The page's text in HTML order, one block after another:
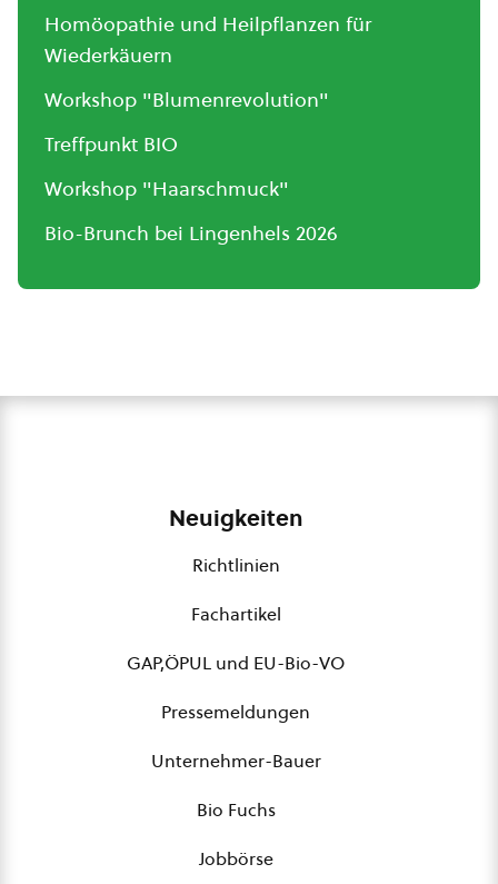
Homöopathie und Heilpflanzen für
Wiederkäuern
Workshop "Blumenrevolution"
Treffpunkt BIO
Workshop "Haarschmuck"
Bio-Brunch bei Lingenhels 2026
Neuigkeiten
Richtlinien
Fachartikel
GAP,ÖPUL und EU-Bio-VO
Pressemeldungen
Unternehmer-Bauer
Bio Fuchs
Jobbörse